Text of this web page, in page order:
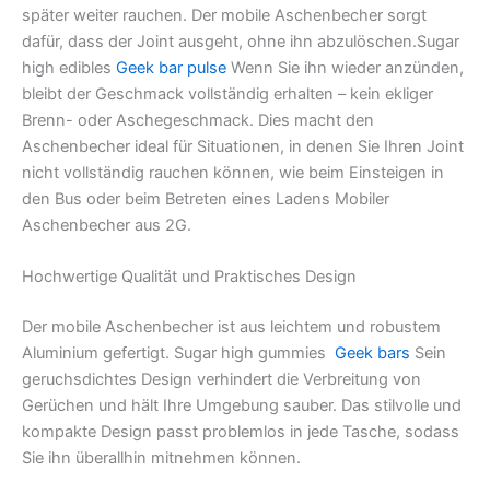
später weiter rauchen. Der mobile Aschenbecher sorgt
dafür, dass der Joint ausgeht, ohne ihn abzulöschen.Sugar
high edibles Geek bar pulse Wenn Sie ihn wieder anzünden,
bleibt der Geschmack vollständig erhalten – kein ekliger
Brenn- oder Aschegeschmack. Dies macht den
Aschenbecher ideal für Situationen, in denen Sie Ihren Joint
nicht vollständig rauchen können, wie beim Einsteigen in
den Bus oder beim Betreten eines Ladens Mobiler
Aschenbecher aus 2G.
Hochwertige Qualität und Praktisches Design
Der mobile Aschenbecher ist aus leichtem und robustem
Aluminium gefertigt. Sugar high gummies Geek bars Sein
geruchsdichtes Design verhindert die Verbreitung von
Gerüchen und hält Ihre Umgebung sauber. Das stilvolle und
kompakte Design passt problemlos in jede Tasche, sodass
Sie ihn überallhin mitnehmen können.